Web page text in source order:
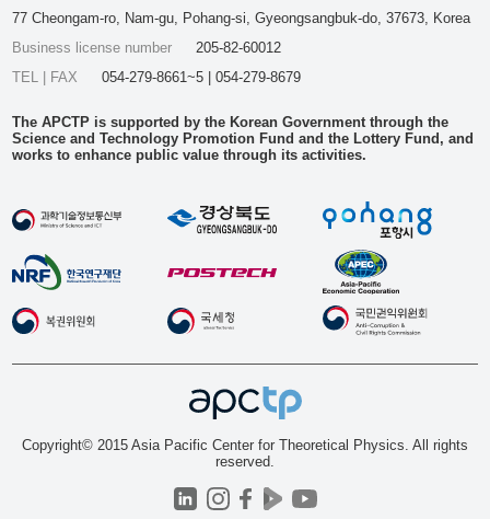
77 Cheongam-ro, Nam-gu, Pohang-si, Gyeongsangbuk-do, 37673, Korea
Business license number
205-82-60012
TEL | FAX
054-279-8661~5 | 054-279-8679
The APCTP is supported by the Korean Government through the
Science and Technology Promotion Fund and the Lottery Fund, and
works to enhance public value through its activities.
Copyright© 2015 Asia Pacific Center for Theoretical Physics. All rights
reserved.